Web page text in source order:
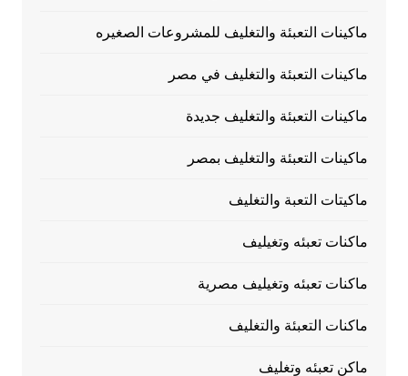
ماكينات التعبئة والتغليف للمشروعات الصغيره
ماكينات التعبئة والتغليف في مصر
ماكينات التعبئة والتغليف جديدة
ماكينات التعبئة والتغليف بمصر
ماكيتات التعبة والتغليف
ماكنات تعبئه وتغيليف
ماكنات تعبئه وتغيليف مصرية
ماكنات التعبئة والتغليف
ماكن تعبئه وتغليف